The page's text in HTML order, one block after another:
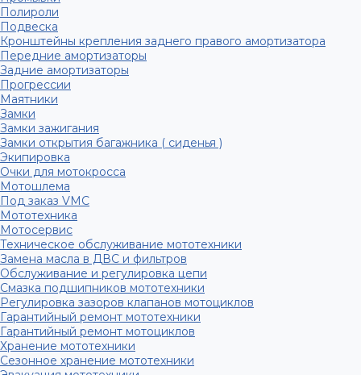
Полироли
Подвеска
Кронштейны крепления заднего правого амортизатора
Передние амортизаторы
Задние амортизаторы
Прогрессии
Маятники
Замки
Замки зажигания
Замки открытия багажника ( сиденья )
Экипировка
Очки для мотокросса
Мотошлема
Под заказ VMC
Мототехника
Мотосервис
Техническое обслуживание мототехники
Замена масла в ДВС и фильтров
Обслуживание и регулировка цепи
Смазка подшипников мототехники
Регулировка зазоров клапанов мотоциклов
Гарантийный ремонт мототехники
Гарантийный ремонт мотоциклов
Хранение мототехники
Сезонное хранение мототехники